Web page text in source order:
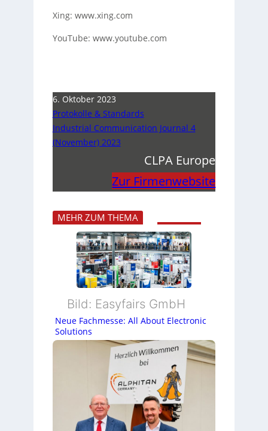
Xing: www.xing.com
YouTube: www.youtube.com
6. Oktober 2023
Protokolle & Standards
Industrial Communication Journal 4
(November) 2023
CLPA Europe
Zur Firmenwebsite
MEHR ZUM THEMA
Bild: Easyfairs GmbH
Neue Fachmesse: All About Electronic
Solutions